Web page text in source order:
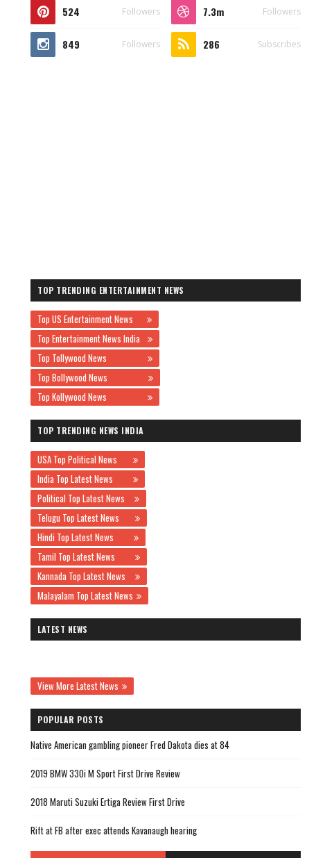
524 Followers 7.3m Followers
849 Followers 286 Subscribes
TOP TRENDING ENTERTAINMENT NEWS
Top US Entertainment News
Top Entertainment News India
Top Tollywood News
Top Bollywood News
Top Kollywood News
TOP TRENDING NEWS INDIA
USA Top Political News
India Top Latest News
Political Top Latest News
Telugu Top Latest News
Hindi Top Latest News
Tamil Top Latest News
Kannada Top Latest News
Malayalam Top Latest News
LATEST NEWS
View More Latest News
POPULAR POSTS
Native American gambling pioneer Fred Dakota dies at 84
2019 BMW 330i M Sport First Drive Review
2018 Maruti Suzuki Ertiga Review First Drive
Rift at FB after exec attends Kavanaugh hearing